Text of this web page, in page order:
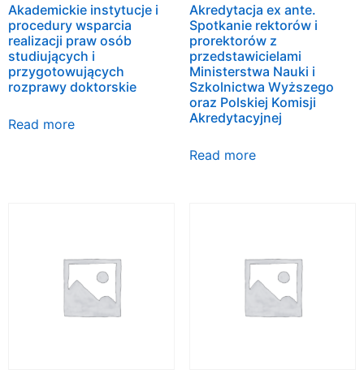
Akademickie instytucje i
procedury wsparcia
realizacji praw osób
studiujących i
przygotowujących
rozprawy doktorskie
Read more
Akredytacja ex ante.
Spotkanie rektorów i
prorektorów z
przedstawicielami
Ministerstwa Nauki i
Szkolnictwa Wyższego
oraz Polskiej Komisji
Akredytacyjnej
Read more